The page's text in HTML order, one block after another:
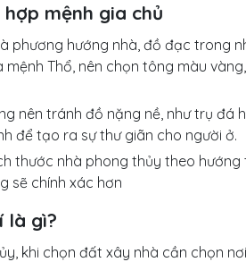
hợp mệnh gia chủ
phương hướng nhà, đồ đạc trong
mệnh Thổ, nên chọn tông màu
nên tránh đồ nặng nề, như trụ đá
để tạo ra sự thư giãn cho người ở.
thước nhà phong thủy theo
sẽ chính xác hơn
là gì?
khi chọn đất xây nhà cần chọn